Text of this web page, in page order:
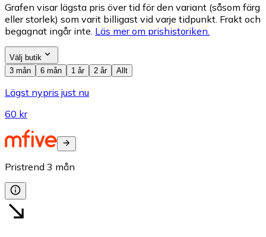
Grafen visar lägsta pris över tid för den variant (såsom färg
eller storlek) som varit billigast vid varje tidpunkt. Frakt och
begagnat ingår inte. Läs mer om prishistoriken.
Välj butik
3 mån
6 mån 1 år 2 år Allt
Lägst nypris just nu
60 kr
Pristrend 3 mån